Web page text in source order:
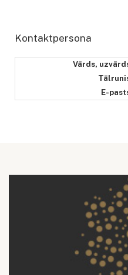
Kontaktpersona
Vārds,
E-